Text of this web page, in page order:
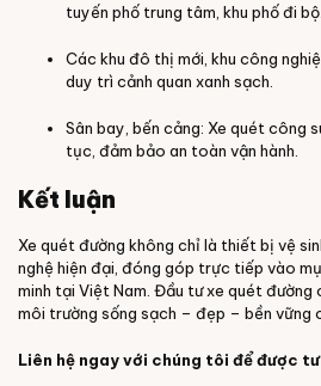
tuyến phố trung tâm, khu phố đi bộ.
Các khu đô thị mới, khu công
duy trì cảnh quan xanh sạch.
Sân bay, bến cảng: Xe quét công
tục, đảm bảo an toàn vận hành.
Kết luận
Xe quét đường không chỉ là thiết bị vệ
nghệ hiện đại, đóng góp trực tiếp vào
minh tại Việt Nam. Đầu tư xe quét đường
môi trường sống sạch – đẹp – bền vững
Liên hệ ngay với chúng tôi để được